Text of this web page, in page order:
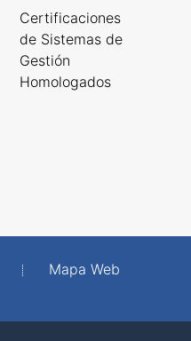
Certificaciones
de Sistemas de
Gestión
Homologados
Mapa Web